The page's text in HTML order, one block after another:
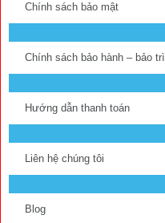
Chính sách bảo mật
Chính sách bảo hành – bảo trì
Hướng dẫn thanh toán
Liên hệ chúng tôi
Blog